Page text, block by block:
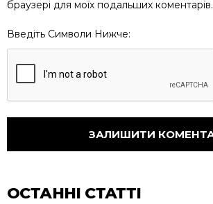
браузері для моїх подальших коментарів.
Введіть Символи Нижче:
ОСТАННІ СТАТТІ